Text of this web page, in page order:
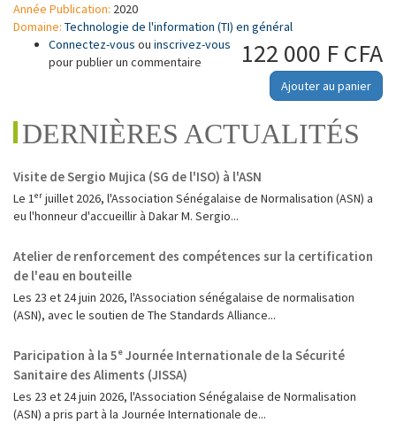
Année Publication: 2020
Domaine: Technologie de l'information (TI) en général
122 000 F CFA
Ajouter au panier
Connectez-vous ou inscrivez-vous
pour publier un commentaire
DERNIÈRES ACTUALITÉS
Visite de Sergio Mujica (SG de l'ISO) à l'ASN
Le 1ᵉʳ juillet 2026, l'Association Sénégalaise de Normalisation (ASN) a
eu l'honneur d'accueillir à Dakar M. Sergio...
Atelier de renforcement des compétences sur la certification
de l'eau en bouteille
Les 23 et 24 juin 2026, l'Association sénégalaise de normalisation
(ASN), avec le soutien de The Standards Alliance...
Paricipation à la 5ᵉ Journée Internationale de la Sécurité
Sanitaire des Aliments (JISSA)
‎Les 23 et 24 juin 2026, l'Association Sénégalaise de Normalisation
(ASN) a pris part à la Journée Internationale de...